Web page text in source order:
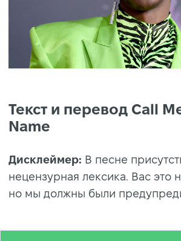
Текст и перевод Call
Name
Дисклеймер: В песне
нецензурная лексика. Вас это
но мы должны были